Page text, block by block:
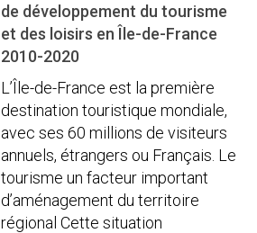
de développement du tourisme
et des loisirs en Île-de-France
2010-2020
L’Île-de-France est la première
destination touristique mondiale,
avec ses 60 millions de visiteurs
annuels, étrangers ou Français. Le
tourisme un facteur important
d’aménagement du territoire
régional Cette situation